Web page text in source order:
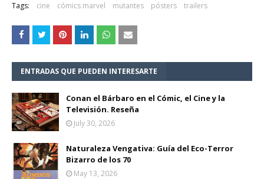
Tags: cine cómics marvel mutantes pósters trailers
ENTRADAS QUE PUEDEN INTERESARTE
Conan el Bárbaro en el Cómic, el Cine y la
Televisión. Reseña
July 30, 2026
Naturaleza Vengativa: Guía del Eco-Terror
Bizarro de los 70
May 13, 2026